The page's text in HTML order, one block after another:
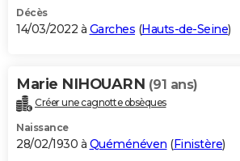
Décès
14/03/2022 à Garches (Hauts-de-Seine)
Marie NIHOUARN (91 ans)
Créer une cagnotte obsèques
Naissance
28/02/1930 à Quéménéven (Finistère)